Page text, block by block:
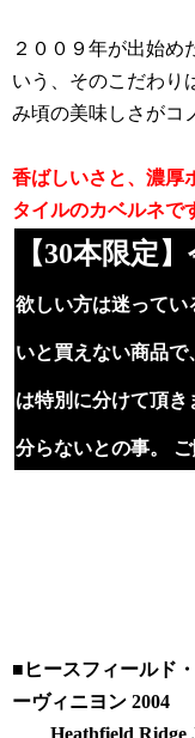
２００９年が出始め
いう、そのこだわり
み頃の美味しさがコ
香ばしいさと、濃厚
タイルのカベルネで
【30本限定
欲しい方は迷ってい
いと買えない商品で
は特別に分けて頂
分らないとの事。
■ ヒースフィールド
ーヴィニヨン 2004
Heathfield Ridge